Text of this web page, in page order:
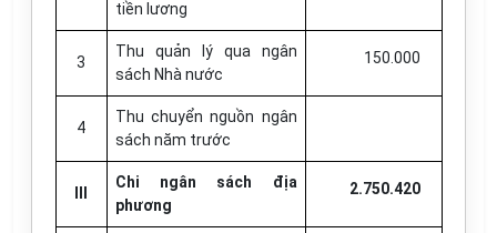
tiền lương
3
Thu quản lý qua ngân
sách Nhà nước
150.000
4
Thu chuyển nguồn ngân
sách năm trước
Chi ngân sách địa
phương
2.750.420